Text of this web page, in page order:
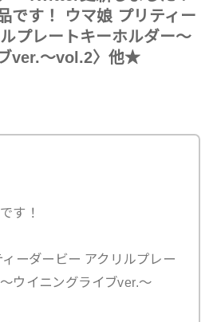
です！ ウマ娘 プリティー
プレートキーホルダー〜
ver.〜vol.2〉他★
す！
ィーダービー アクリルプレー
ウイニングライブver.〜